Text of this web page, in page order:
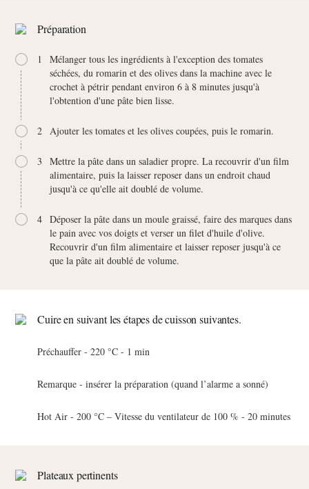
Préparation
1
Mélanger tous les ingrédients à l'exception des tomates
séchées, du romarin et des olives dans la machine avec le
crochet à pétrir pendant environ 6 à 8 minutes jusqu'à
l'obtention d'une pâte bien lisse.
2 Ajouter les tomates et les olives coupées, puis le romarin.
3
Mettre la pâte dans un saladier propre. La recouvrir d'un film
alimentaire, puis la laisser reposer dans un endroit chaud
jusqu'à ce qu'elle ait doublé de volume.
4 Déposer la pâte dans un moule graissé, faire des marques dans
le pain avec vos doigts et verser un filet d'huile d'olive.
Recouvrir d'un film alimentaire et laisser reposer jusqu'à ce
que la pâte ait doublé de volume.
Cuire en suivant les étapes de cuisson suivantes.
Préchauffer - 220 °C - 1 min
Remarque - insérer la préparation (quand l’alarme a sonné)
Hot Air - 200 °C – Vitesse du ventilateur de 100 % - 20 minutes
Plateaux pertinents